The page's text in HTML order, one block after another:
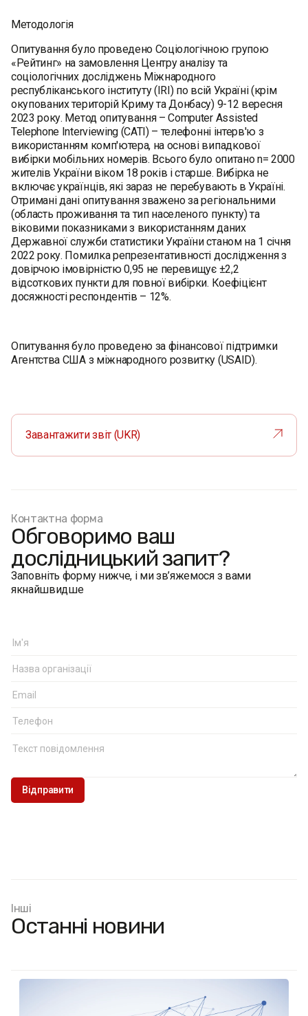
Методологія
Опитування було проведено Соціологічною групою
«Рейтинг» на замовлення Центру аналізу та
соціологічних досліджень Міжнародного
республіканського інституту (IRI) по всій Україні (крім
окупованих територій Криму та Донбасу) 9-12 вересня
2023 року. Метод опитування – Computer Assisted
Telephone Interviewing (CATI) – телефонні інтерв'ю з
використанням комп'ютера, на основі випадкової
вибірки мобільних номерів. Всього було опитано n= 2000
жителів України віком 18 років і старше. Вибірка не
включає українців, які зараз не перебувають в Україні.
Отримані дані опитування зважено за регіональними
(область проживання та тип населеного пункту) та
віковими показниками з використанням даних
Державної служби статистики України станом на 1 січня
2022 року. Помилка репрезентативності дослідження з
довірчою імовірністю 0,95 не перевищує ±2,2
відсоткових пункти для повної вибірки. Коефіцієнт
досяжності респондентів – 12%.
Опитування було проведено за фінансової підтримки
Агентства США з міжнародного розвитку (USAID).
Завантажити звіт (UKR)
Контактна форма
Обговоримо ваш
дослідницький запит?
Заповніть форму нижче, і ми зв’яжемося з вами
якнайшвидше
Інші
Останні новини